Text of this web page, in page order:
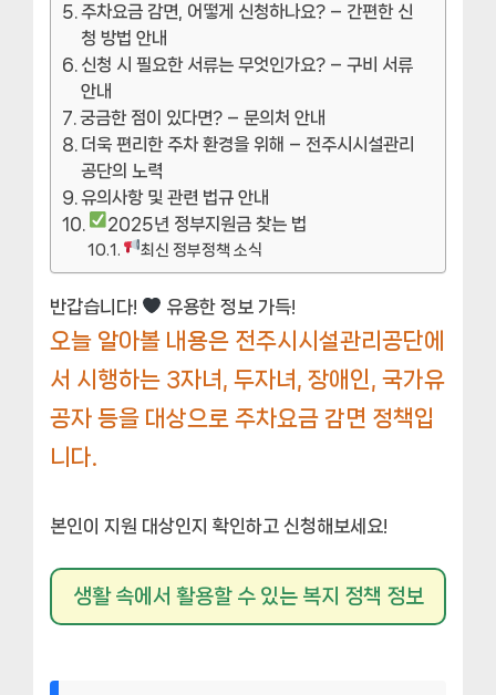
주차요금 감면, 어떻게 신청하나요? – 간편한 신
청 방법 안내
신청 시 필요한 서류는 무엇인가요? – 구비 서류
안내
궁금한 점이 있다면? – 문의처 안내
더욱 편리한 주차 환경을 위해 – 전주시시설관리
공단의 노력
유의사항 및 관련 법규 안내
2025년 정부지원금 찾는 법
최신 정부정책 소식
반갑습니다! 유용한 정보 가득!
오늘 알아볼 내용은 전주시시설관리공단에
서 시행하는 3자녀, 두자녀, 장애인, 국가유
공자 등을 대상으로 주차요금 감면 정책입
니다.
본인이 지원 대상인지 확인하고 신청해보세요!
생활 속에서 활용할 수 있는 복지 정책 정보